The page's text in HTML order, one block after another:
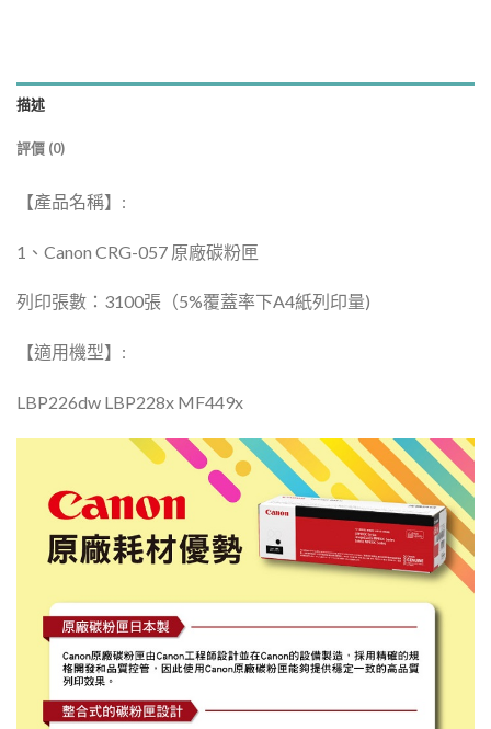
描述
評價 (0)
【產品名稱】:
1、Canon CRG-057 原廠碳粉匣
列印張數：3100張（5%覆蓋率下A4紙列印量)
【適用機型】:
LBP226dw LBP228x MF449x